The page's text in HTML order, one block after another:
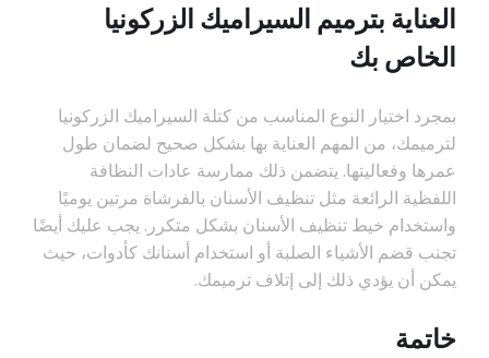
العناية بترميم السيراميك الزركونيا
الخاص بك
بمجرد اختيار النوع المناسب من كتلة السيراميك الزركونيا
لترميمك، من المهم العناية بها بشكل صحيح لضمان طول
عمرها وفعاليتها. يتضمن ذلك ممارسة عادات النظافة
اللفظية الرائعة مثل تنظيف الأسنان بالفرشاة مرتين يوميًا
واستخدام خيط تنظيف الأسنان بشكل متكرر. يجب عليك أيضًا
تجنب قضم الأشياء الصلبة أو استخدام أسنانك كأدوات، حيث
يمكن أن يؤدي ذلك إلى إتلاف ترميمك.
خاتمة